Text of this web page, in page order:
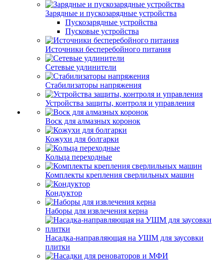
Зарядные и пускозарядные устройства
Пускозарядные устройства
Пусковые устройства
Источники бесперебойного питания
Сетевые удлинители
Стабилизаторы напряжения
Устройства защиты, контроля и управления
Воск для алмазных коронок
Кожухи для болгарки
Кольца переходные
Комплекты крепления сверлильных машин
Кондуктор
Наборы для извлечения керна
Насадка-направляющая на УШМ для заусовки
плитки